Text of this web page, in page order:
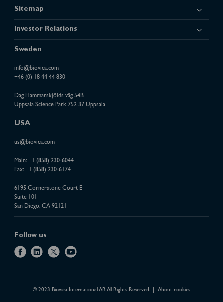
Sitemap
Investor Relations
Sweden
info@biovica.com
+46 (0) 18 44 44 830
Dag Hammarskjölds väg 54B
Uppsala Science Park 752 37 Uppsala
USA
us@biovica.com
Main: +1 (858) 230-6044
Fax: +1 (858) 230-6174
6195 Cornerstone Court E
Suite 101
San Diego, CA 92121
Follow us
f
l
k
x
y
t
© 2023 Biovica International AB. All Rights Reserved. About cookies